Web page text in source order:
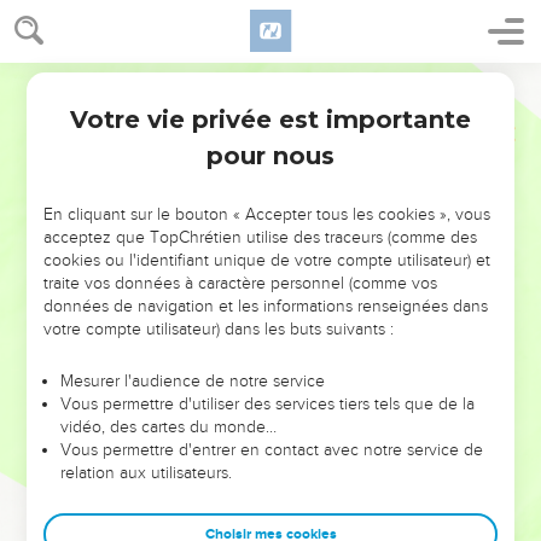
NE MANQUEZ PAS L’ÉVÉNEMENT
DE L’ANNÉE !
ET SI LEURS ERREURS POUVAIENT VOUS ÉVITER LES
VOTRES ?
leur foi ou leur vision. Mais on voit moins les doutes, les erreurs
et les saisons difficiles qu'ils ont traversés, alors même que ce
sont elles qui les ont façonnés.
Dans cette conférence, leaders, entrepreneurs, et responsables
clés pour avancer avec plus de sagesse afin que leurs erreurs
Votre vie privée est importante
pour nous
En cliquant sur le bouton « Accepter tous les cookies », vous
acceptez que TopChrétien utilise des traceurs (comme des
cookies ou l'identifiant unique de votre compte utilisateur) et
traite vos données à caractère personnel (comme vos
données de navigation et les informations renseignées dans
votre compte utilisateur) dans les buts suivants :
Mesurer l'audience de notre service
Vous permettre d'utiliser des services tiers tels que de la
vidéo, des cartes du monde…
Vous permettre d'entrer en contact avec notre service de
relation aux utilisateurs.
Choisir mes cookies